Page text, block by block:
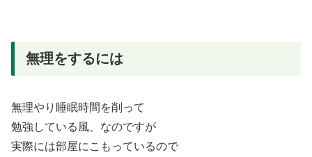
無理をするには
無理やり睡眠時間を削って
勉強している風、なのですが
実際には部屋にこもっているので